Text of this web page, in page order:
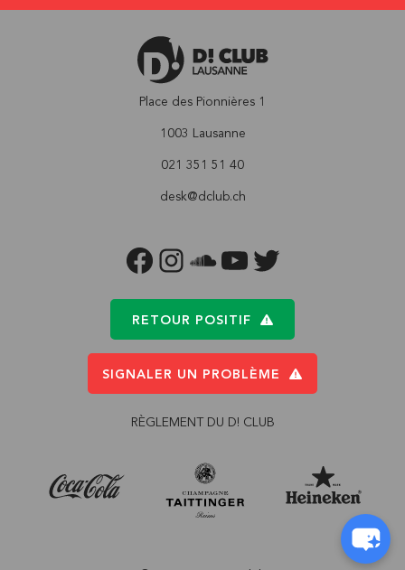
Place des Pionnières 1
1003 Lausanne
021 351 51 40
desk@dclub.ch
FACEBOOKINSTAGRAM
SOUNDCLOUD
YOUTUBETWITTER
RETOUR POSITIF
SIGNALER UN PROBLÈME
RÈGLEMENT DU D! CLUB